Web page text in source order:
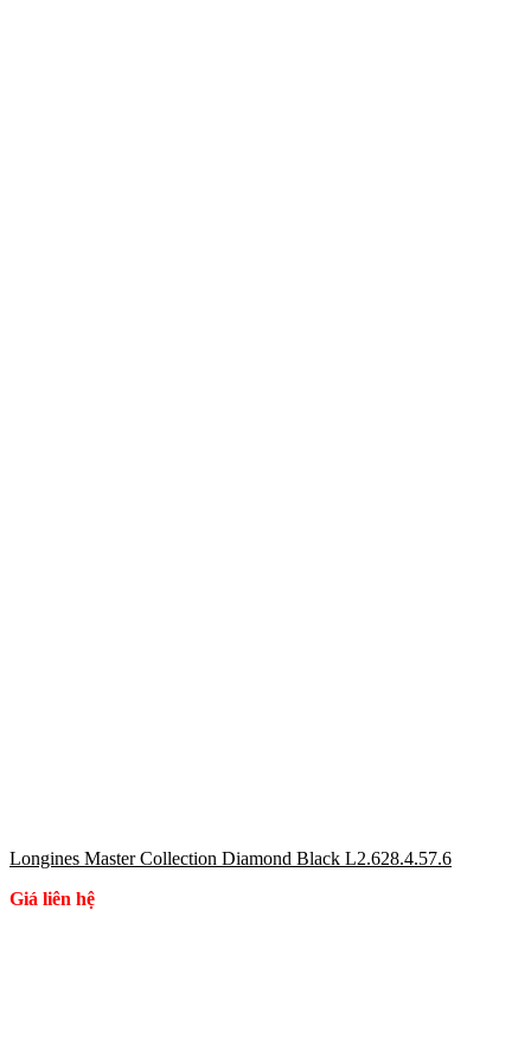
Longines Master Collection Diamond Black L2.628.4.57.6
Giá liên hệ